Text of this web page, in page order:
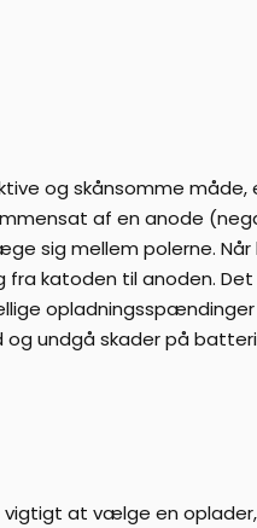
og skånsomme
af en anode
sig mellem polerne.
katoden til anoden.
undgå skader på
at vælge en